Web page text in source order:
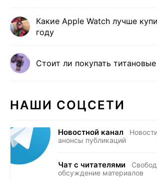
Какие Apple Watch лучше
году
Стоит ли покупать
НАШИ СОЦСЕТИ
Новостной канал
анонсы публикаций
Чат с читателями
обсуждение материалов